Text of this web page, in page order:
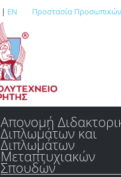
| EN Προστασία
Απονομή
Διπλωμάτων και
Διπλωμάτων
Μεταπτυχιακών
Σπουδών